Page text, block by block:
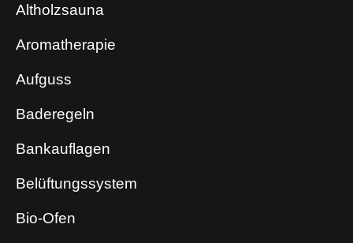
Altholzsauna
Aromatherapie
Aufguss
Baderegeln
Bankauflagen
Belüftungssystem
Bio-Ofen